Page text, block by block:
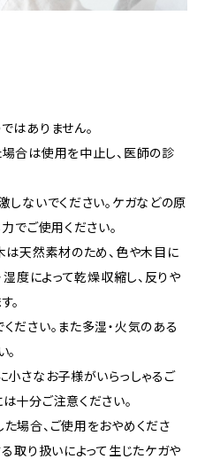
はありません。
合は使用を中止し、医師の診
ないでください。ケガなどの原
でご使用ください。
は天然素材のため、色や木目に
湿度によって乾燥収縮し、反りや
。
さい。また多湿・火気のある
さなお子様がいらっしゃるご
十分ご注意ください。
場合、ご使用をおやめくださ
取り扱いによって生じたケガや